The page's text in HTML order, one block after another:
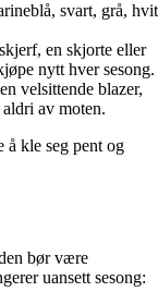
svart, grå, hvit
en skjorte eller
nytt hver sesong.
velsittende blazer,
av moten.
å kle seg pent og
bør være
uansett sesong: